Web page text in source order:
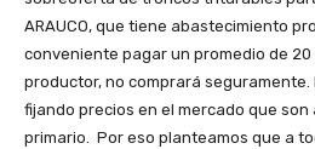
ARAUCO, que tiene abastecimiento
conveniente pagar un promedio de
productor, no comprará seguramente.
fijando precios en el mercado que
primario. Por eso planteamos que a